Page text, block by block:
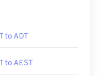
to ADT
to AEST